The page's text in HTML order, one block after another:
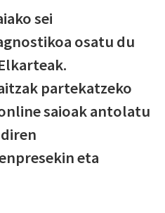
sei
osatu du
partekatzeko
saioak antolatu
eta